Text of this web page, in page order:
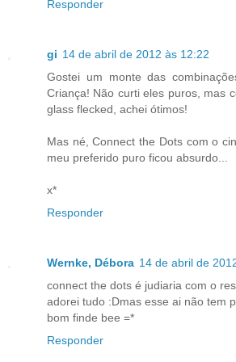
Responder
gi 14 de abril de 2012 às 12:22
Gostei um monte das
Criança! Não curti eles puros, mas
glass flecked, achei ótimos!
Mas né, Connect the Dots com o
meu preferido puro ficou absurdo...
x*
Responder
Wernke, Débora 14 de abril de
connect the dots é judiaria com o
adorei tudo :Dmas esse ai não tem
bom finde bee =*
Responder